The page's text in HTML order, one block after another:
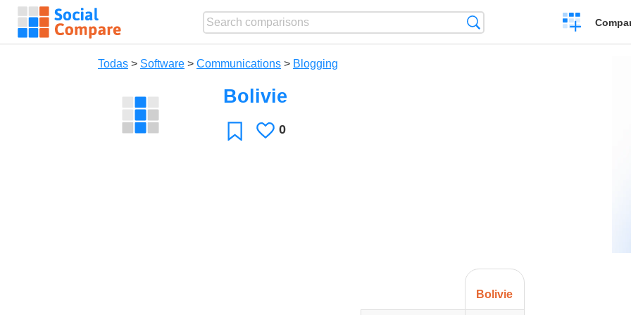
Crear
una
Todas > Software > Communications > Blogging
Bolivie
Favoritos
Le
0
Bolivie